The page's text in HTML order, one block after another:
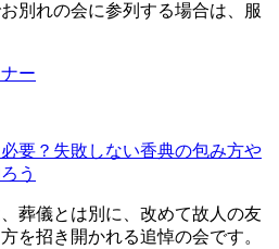
別れの会に参列する場合は、服
ー
要？失敗しない香典の包み方や
う
、葬儀とは別に、改めて故人の友
を招き開かれる追悼の会です。